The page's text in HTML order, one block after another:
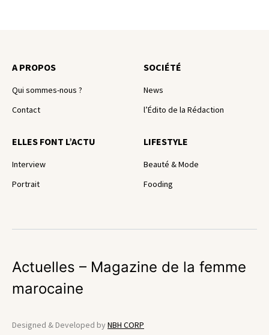
A PROPOS
Qui sommes-nous ?
Contact
SOCIÉTÉ
News
l’Édito de la Rédaction
ELLES FONT L’ACTU
Interview
Portrait
LIFESTYLE
Beauté & Mode
Fooding
Actuelles – Magazine de la femme
marocaine
Designed & Developed byNBH CORP